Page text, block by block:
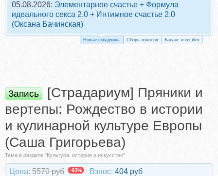
05.08.2026: Элементарное счастье + Формула
идеального секса 2.0 + Интимное счастье 2.0
(Оксана Бачинская)
Новые складчины Сборы взносов Баланс и кешбек
Запись
[Страдариум] Пряники и
вертепы: Рождество в истории
и кулинарной культуре Европы
(Саша Григорьева)
Тема в разделе "Культура, история и искусство"
Цена: 5570 руб -93% Взнос: 404 руб